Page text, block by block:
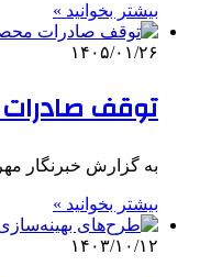
بیشتر بخوانید »
۱۴۰۵/۰۱/۲۶
توقف صادرات
به گزارش خبرنگار
بیشتر بخوانید »
۱۴۰۳/۱۰/۱۲